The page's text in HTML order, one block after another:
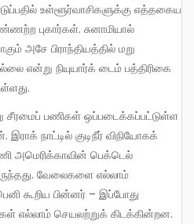
உள்ளூர்வாசிகளுக்கு எத்தகைய
புகார்கள். சுனாமியால்
அசே பிராந்தியத்தில் மறு
என்று நியுயார்க் டைம் பத்திரிகை
நாட்டில் குடிநீர் விநியோகக்
அமெரிக்காவின் பெக்டெல்
வேலைகளை எல்லாம்
கூறிய பின்னர் – இப்போது
எல்லாம் செயலற்றுக் கிடக்கின்றன.